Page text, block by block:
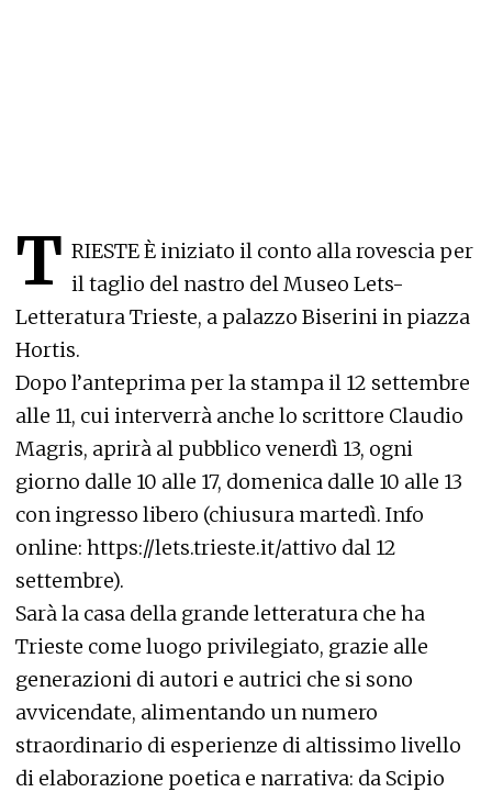
T RIESTEÈ iniziato il conto alla rovescia per
il taglio del nastro del Museo Lets-
Letteratura Trieste, a palazzo Biserini in piazza
Hortis.
Dopo l’anteprima per la stampa il 12 settembre
alle 11, cui interverrà anche lo scrittore Claudio
Magris, aprirà al pubblico venerdì 13, ogni
giorno dalle 10 alle 17, domenica dalle 10 alle 13
con ingresso libero (chiusura martedì. Info
online: https://lets.trieste.it/attivo dal 12
settembre).
Sarà la casa della grande letteratura che ha
Trieste come luogo privilegiato, grazie alle
generazioni di autori e autrici che si sono
avvicendate, alimentando un numero
straordinario di esperienze di altissimo livello
di elaborazione poetica e narrativa: da Scipio